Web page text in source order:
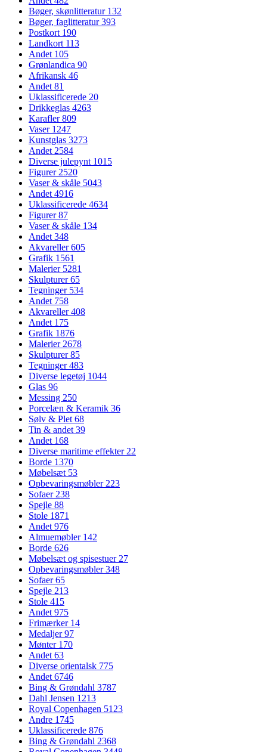
Bøger, skønlitteratur 132
Bøger, faglitteratur393
Postkort 190
Landkort 113
Andet 105
Grønlandica 90
Afrikansk 46
Andet 81
Uklassificerede 20
Drikkeglas 4263
Karafler809
Vaser 1247
Kunstglas 3273
Andet 2584
Diverse julepynt 1015
Figurer 2520
Vaser & skåle 5043
Andet 4916
Uklassificerede 4634
Figurer87
Vaser & skåle 134
Andet 348
Akvareller605
Grafik 1561
Malerier 5281
Skulpturer65
Tegninger 534
Andet 758
Akvareller408
Andet 175
Grafik 1876
Malerier 2678
Skulpturer85
Tegninger483
Diverse legetøj 1044
Glas 96
Messing 250
Porcelæn & Keramik 36
Sølv & Plet 68
Tin & andet 39
Andet 168
Diverse maritime effekter 22
Borde 1370
Møbelsæt 53
Opbevaringsmøbler 223
Sofaer 238
Spejle 88
Stole 1871
Andet 976
Almuemøbler 142
Borde 626
Møbelsæt og spisestuer 27
Opbevaringsmøbler348
Sofaer65
Spejle 213
Stole 415
Andet 975
Frimærker 14
Medaljer97
Mønter 170
Andet 63
Diverse orientalsk 775
Andet 6746
Bing & Grøndahl 3787
Dahl Jensen 1213
Royal Copenhagen 5123
Andre 1745
Uklassificerede 876
Bing & Grøndahl 2368